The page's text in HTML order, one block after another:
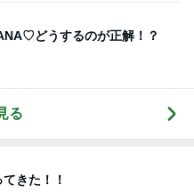
どうするのが正解！？
る
きた！！